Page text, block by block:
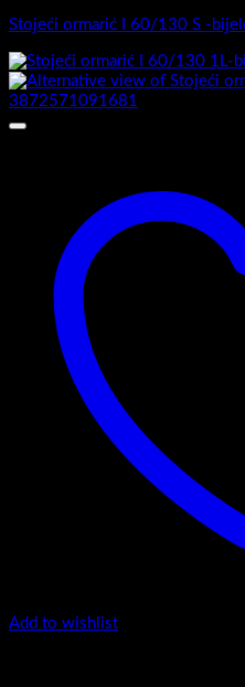
Stojeći ormarić I 60/130 S -
Add to wishlist